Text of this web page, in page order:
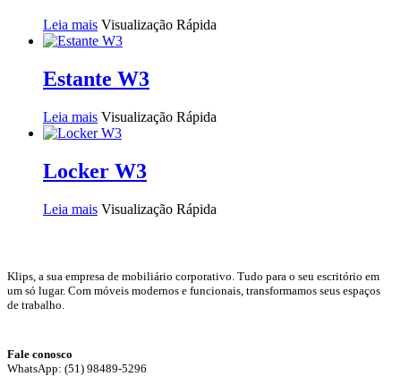
Leia mais Visualização Rápida
Estante W3
Leia mais Visualização Rápida
Locker W3
Leia mais Visualização Rápida
Klips, a sua empresa de mobiliário corporativo. Tudo para o seu escritório em
um só lugar. Com móveis modernos e funcionais, transformamos seus espaços
de trabalho.
Fale conosco
WhatsApp: (51) 98489-5296